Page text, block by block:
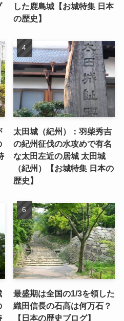
した鹿島城【お城特集 日本
の歴史】
太田城（紀州）：羽柴秀吉
の紀州征伐の水攻めで有名
な太田左近の居城 太田城
（紀州）【お城特集 日本の
歴史】
最盛期は全国の1/3を領した
織田信長の石高は何万石？
【日本の歴史ブログ】